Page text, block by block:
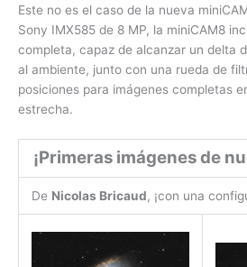
Este no es el caso de la nueva
Sony IMX585 de 8 MP, la miniCAM8
completa, capaz de alcanzar un delta
al ambiente, junto con una rueda de
posiciones para imágenes completas
estrecha.
¡Primeras imágenes de
De Nicolas Bricaud, ¡con una